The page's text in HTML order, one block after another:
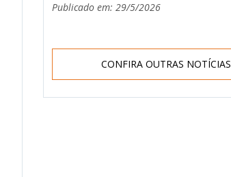
Publicado em: 29/5/2026
CONFIRA OUTRAS NOTÍCIAS